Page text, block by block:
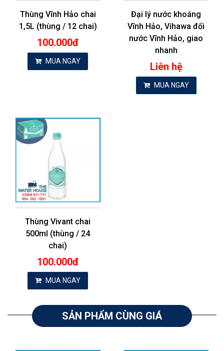
Thùng Vĩnh Hảo chai
1,5L (thùng / 12 chai)
100.000đ
MUA NGAY
Đại lý nước khoáng
Vĩnh Hảo, Vihawa đổi
nước Vĩnh Hảo, giao
nhanh
Liên hệ
MUA NGAY
Thùng Vivant chai
500ml (thùng / 24
chai)
100.000đ
MUA NGAY
SẢN PHẨM CÙNG GIÁ